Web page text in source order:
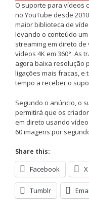
O suporte para vídeos
no YouTube desde
maior biblioteca de
levando o conteúdo
streaming em direto
vídeos 4K em 360°. As
agora baixa resolução
ligações mais fracas, e
tempo a receber o
Segundo o anúncio, o
permitirá que os
em direto usando
60 imagens por
Share this:
Facebook X
Tumblr